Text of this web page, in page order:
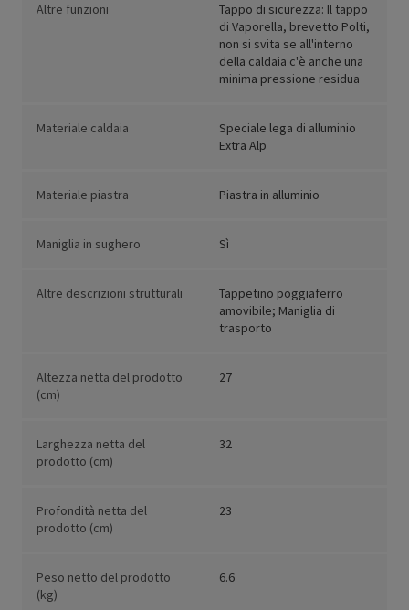
Altre funzioni
Tappo di sicurezza: Il tappo
di Vaporella, brevetto Polti,
non si svita se all'interno
della caldaia c'è anche una
minima pressione residua
Materiale caldaia
Speciale lega di alluminio
Extra Alp
Materiale piastra Piastra in alluminio
Maniglia in sughero Sì
Altre descrizioni strutturali
Tappetino poggiaferro
amovibile; Maniglia di
trasporto
Altezza netta del prodotto
(cm)
27
Larghezza netta del
prodotto (cm)
32
Profondità netta del
prodotto (cm)
23
Peso netto del prodotto
(kg)
6.6